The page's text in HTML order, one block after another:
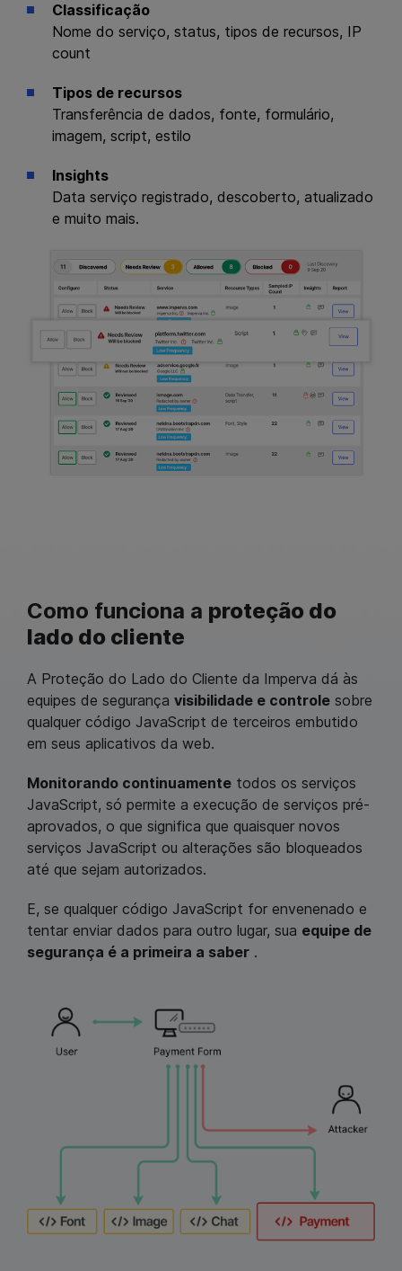
×
Classificação
Nome do serviço, status, tipos de recursos, IP
count
Tipos de recursos
Transferência de dados, fonte, formulário,
imagem, script, estilo
Insights
Data serviço registrado, descoberto, atualizado
e muito mais.
Como funciona a proteção do
lado do cliente
A Proteção do Lado do Cliente da Imperva dá às
equipes de segurança visibilidade e controle sobre
qualquer código JavaScript de terceiros embutido
em seus aplicativos da web.
Monitorando continuamente todos os serviços
JavaScript, só permite a execução de serviços pré-
aprovados, o que significa que quaisquer novos
serviços JavaScript ou alterações são bloqueados
até que sejam autorizados.
E, se qualquer código JavaScript for envenenado e
tentar enviar dados para outro lugar, sua equipe de
segurança é a primeira a saber .